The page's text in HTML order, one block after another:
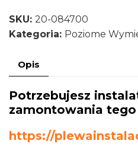
SGW(L)P
80L,
emaliowany,
poliuretanowa,
poziomy
20-
SKU: 20-084700
Kategoria: Poziome
Opis
Potrzebujesz
zamontowania tego
https://